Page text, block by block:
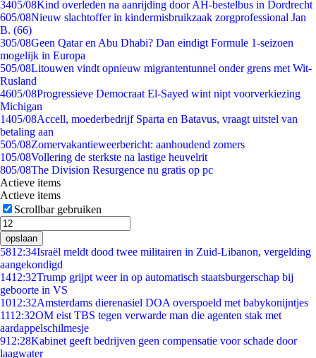
3405/08Kind overleden na aanrijding door AH-bestelbus in Dordrecht
605/08Nieuw slachtoffer in kindermisbruikzaak zorgprofessional Jan
B. (66)
305/08Geen Qatar en Abu Dhabi? Dan eindigt Formule 1-seizoen
mogelijk in Europa
505/08Litouwen vindt opnieuw migrantentunnel onder grens met Wit-
Rusland
4605/08Progressieve Democraat El-Sayed wint nipt voorverkiezing
Michigan
1405/08Accell, moederbedrijf Sparta en Batavus, vraagt uitstel van
betaling aan
505/08Zomervakantieweerbericht: aanhoudend zomers
105/08Vollering de sterkste na lastige heuvelrit
805/08The Division Resurgence nu gratis op pc
Actieve items
Actieve items
Scrollbar gebruiken
opslaan
5812:34Israël meldt dood twee militairen in Zuid-Libanon, vergelding
aangekondigd
1412:32Trump grijpt weer in op automatisch staatsburgerschap bij
geboorte in VS
1012:32Amsterdams dierenasiel DOA overspoeld met babykonijntjes
1112:32OM eist TBS tegen verwarde man die agenten stak met
aardappelschilmesje
912:28Kabinet geeft bedrijven geen compensatie voor schade door
laagwater